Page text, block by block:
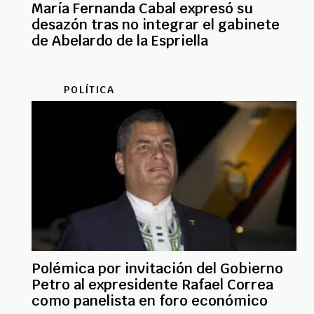
María Fernanda Cabal expresó su
desazón tras no integrar el gabinete
de Abelardo de la Espriella
POLÍTICA
Polémica por invitación del Gobierno
Petro al expresidente Rafael Correa
como panelista en foro económico